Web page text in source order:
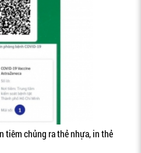
tiêm chủng ra thẻ nhựa, in thẻ